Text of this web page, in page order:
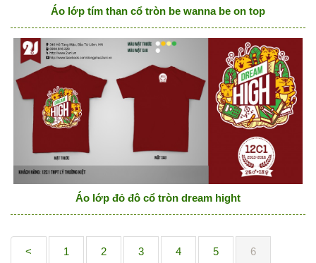
Áo lớp tím than cổ tròn be wanna be on top
Áo lớp đỏ đô cổ tròn dream hight
< 1 2 3 4 5 6